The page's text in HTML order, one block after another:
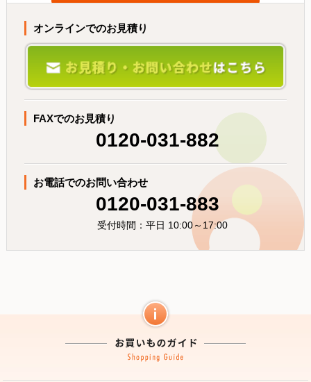
オンラインでのお見積り
FAXでのお見積り
0120-031-882
お電話でのお問い合わせ
0120-031-883
受付時間：平日 10:00～17:00